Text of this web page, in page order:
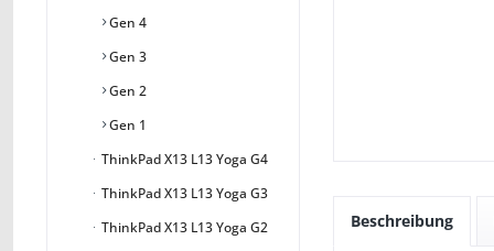
Gen 4
Gen 3
Gen 2
Gen 1
ThinkPad X13 L13 Yoga G4
ThinkPad X13 L13 Yoga G3
ThinkPad X13 L13 Yoga G2
Beschreibung